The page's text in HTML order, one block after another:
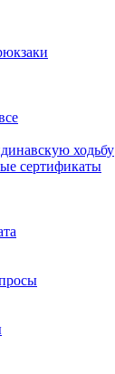
ходьбу
сертификаты